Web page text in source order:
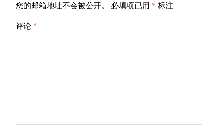
您的邮箱地址不会被公开。 必填项已用 * 标注
评论 *